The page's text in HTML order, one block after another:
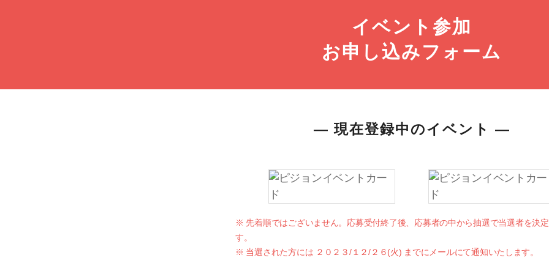
イベント参加
お申し込みフォーム
― 現在登録中のイベント ―
※ 先着順ではございません。応募受付終了後、応募者の中から抽選で当選者を決
す。
※ 当選された方には ２０２３/１２/２６(火) までにメールにて通知いたします。